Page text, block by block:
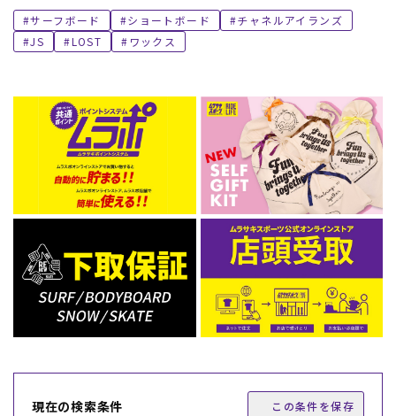
サーフボード ショートボード
チャネルアイランズ
JS
LOST ワックス
現在の検索条件 この条件を保存